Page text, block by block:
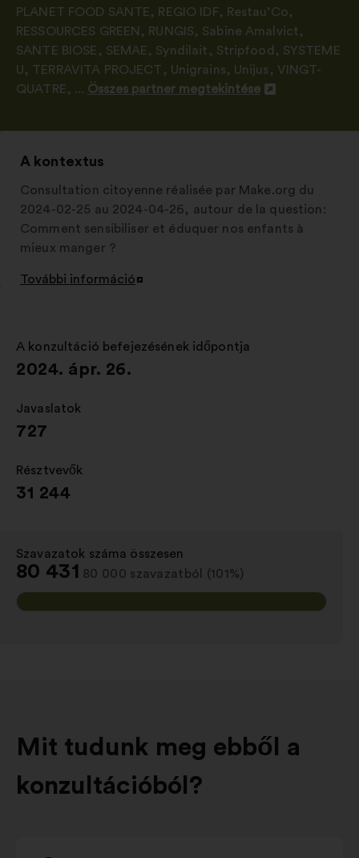
PLANET FOOD SANTE, REGIO IDF, Restau’Co,
RESSOURCES GREEN , RUNGIS, Sabine Amalvict,
SANTE BIOSE , SEMAE, Syndilait , Stripfood , SYSTEME
U, TERRAVITA PROJECT , Unigrains, Unijus , VINGT-
QUATRE, ... Összes partner megtekintése
Új
A kontextus
Consultation citoyenne réalisée par Make.org du
2024-02-25 au 2024-04-26, autour de la question:
Comment sensibiliser et éduquer nos enfants à
mieux manger ?
További információ
Új
A konzultáció befejezésének időpontja
:
2024. ápr. 26.
Javaslatok
:
727
Résztvevők
:
31 244
Szavazatok száma összesen
:
80 431 80 000 szavazatból (101%)
Mit tudunk meg ebből a
konzultációból?